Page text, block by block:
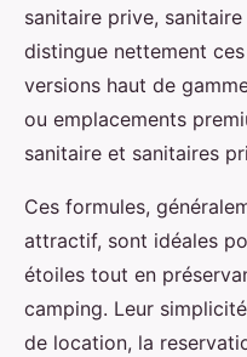
sanitaire prive,
distingue nettement
versions haut de
ou emplacements
sanitaire et sanitaires
Ces formules,
attractif, sont idéales
étoiles tout en
camping. Leur
de location, la